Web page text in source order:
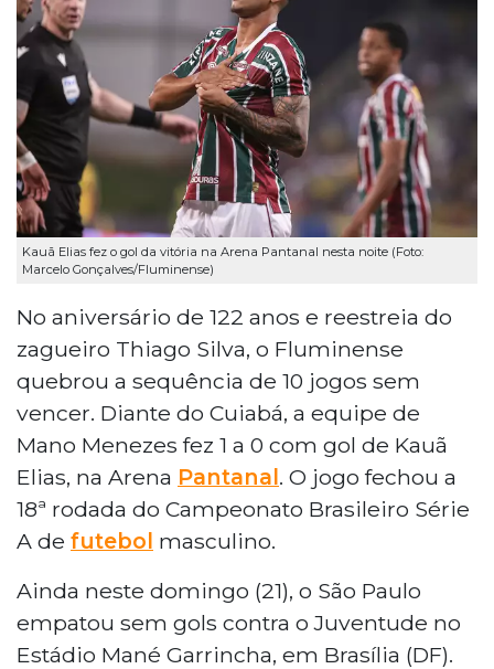
Kauã Elias fez o gol da vitória na Arena Pantanal nesta noite (Foto:
Marcelo Gonçalves/Fluminense)
No aniversário de 122 anos e reestreia do
zagueiro Thiago Silva, o Fluminense
quebrou a sequência de 10 jogos sem
vencer. Diante do Cuiabá, a equipe de
Mano Menezes fez 1 a 0 com gol de Kauã
Elias, na Arena Pantanal. O jogo fechou a
18ª rodada do Campeonato Brasileiro Série
A de futebol masculino.
Ainda neste domingo (21), o São Paulo
empatou sem gols contra o Juventude no
Estádio Mané Garrincha, em Brasília (DF).